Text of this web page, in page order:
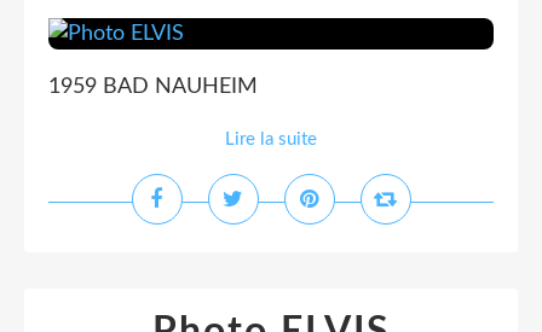
1959 BAD NAUHEIM
Lire la suite